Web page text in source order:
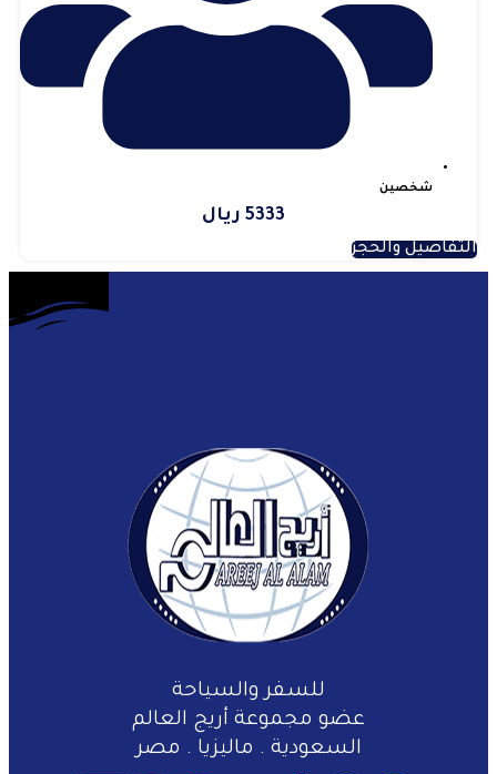
شخصين
5333 ريال
التفاصيل والحجز
للسفر والسياحة
عضو مجموعة أريج العالم
السعودية . ماليزيا . مصر